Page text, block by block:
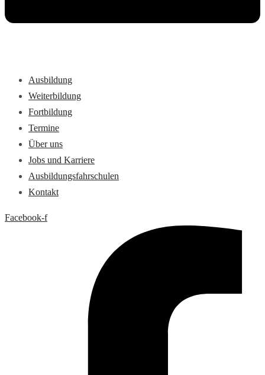
Ausbildung
Weiterbildung
Fortbildung
Termine
Über uns
Jobs und Karriere
Ausbildungsfahrschulen
Kontakt
Facebook-f